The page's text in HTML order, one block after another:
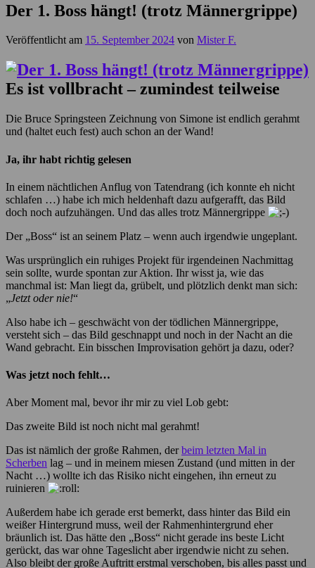
Der 1. Boss hängt! (trotz Männergrippe)
Veröffentlicht am 15. September 2024 von Mister F.
Es ist vollbracht – zumindest teilweise
Die Bruce Springsteen Zeichnung von Simone ist endlich gerahmt
und (haltet euch fest) auch schon an der Wand!
Ja, ihr habt richtig gelesen
In einem nächtlichen Anflug von Tatendrang (ich konnte eh nicht
schlafen …) habe ich mich heldenhaft dazu aufgerafft, das Bild
doch noch aufzuhängen. Und das alles trotz Männergrippe
Der „Boss“ ist an seinem Platz – wenn auch irgendwie ungeplant.
Was ursprünglich ein ruhiges Projekt für irgendeinen Nachmittag
sein sollte, wurde spontan zur Aktion. Ihr wisst ja, wie das
manchmal ist: Man liegt da, grübelt, und plötzlich denkt man sich:
„Jetzt oder nie!“
Also habe ich – geschwächt von der tödlichen Männergrippe,
versteht sich – das Bild geschnappt und noch in der Nacht an die
Wand gebracht. Ein bisschen Improvisation gehört ja dazu, oder?
Was jetzt noch fehlt…
Aber Moment mal, bevor ihr mir zu viel Lob gebt:
Das zweite Bild ist noch nicht mal gerahmt!
Das ist nämlich der große Rahmen, derbeim letzten Mal in
Scherben lag – und in meinem miesen Zustand (und mitten in der
Nacht …) wollte ich das Risiko nicht eingehen, ihn erneut zu
ruinieren
Außerdem habe ich gerade erst bemerkt, dass hinter das Bild ein
weißer Hintergrund muss, weil der Rahmenhintergrund eher
bräunlich ist. Das hätte den „Boss“ nicht gerade ins beste Licht
gerückt, das war ohne Tageslicht aber irgendwie nicht zu sehen.
Also bleibt der große Auftritt erstmal verschoben, bis alles passt und